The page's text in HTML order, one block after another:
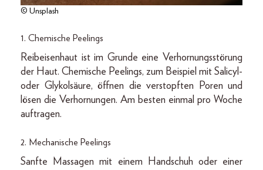
© Unsplash
1. Chemische Peelings
Reibeisenhaut ist im Grunde eine Verhornungsstörung
der Haut. Chemische Peelings, zum Beispiel mit Salicyl-
oder Glykolsäure, öffnen die verstopften Poren und
lösen die Verhornungen. Am besten einmal pro Woche
auftragen.
2. Mechanische Peelings
Sanfte Massagen mit einem Handschuh oder einer